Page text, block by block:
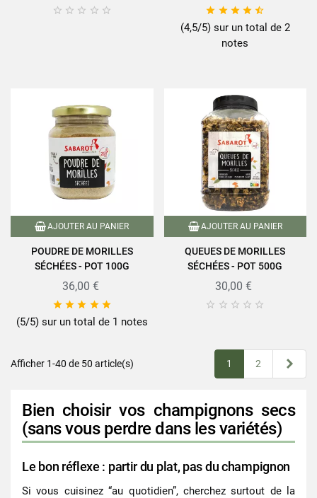
         
(4,5/5) sur un total de 2
notes
AJOUTER AU PANIER
POUDRE DE MORILLES
SÉCHÉES - POT 100G
36,00 €
    
(5/5) sur un total de 1 notes
AJOUTER AU PANIER
QUEUES DE MORILLES
SÉCHÉES - POT 500G
30,00 €
    
Afficher 1-40 de 50 article(s) 1 2
Bien choisir vos champignons secs
(sans vous perdre dans les variétés)
Le bon réflexe : partir du plat, pas du champignon
Si vous cuisinez “au quotidien”, cherchez surtout de la